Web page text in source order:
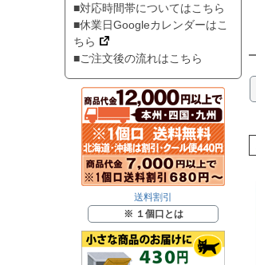
■対応時間帯についてはこちら
■休業日Googleカレンダーはこ
ちら
■ご注文後の流れはこちら
送料割引
※ １個口とは